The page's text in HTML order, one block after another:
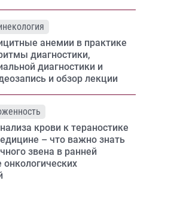
анемии в практике
диагностики,
диагностики и
и обзор лекции
крови к тераностике
– что важно знать
звена в ранней
онкологических